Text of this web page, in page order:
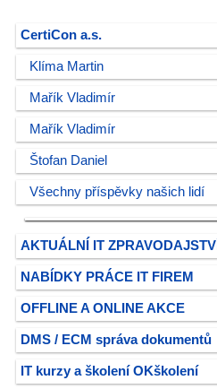
CertiCon a.s.
Klíma Martin
Mařík Vladimír
Mařík Vladimír
Štofan Daniel
Všechny příspěvky našich lidí
AKTUÁLNÍ IT ZPRAVODAJSTVÍ
NABÍDKY PRÁCE IT FIREM
OFFLINE A ONLINE AKCE
DMS / ECM správa dokumentů
IT kurzy a školení OKškolení